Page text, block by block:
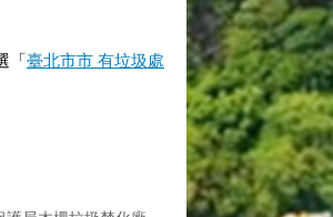
「臺北市市 有垃圾處